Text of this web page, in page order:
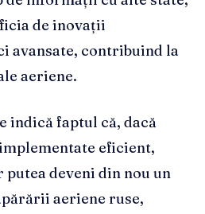
de inovații
avansate, contribuind la
aeriene.
indică faptul că, dacă
eficient,
deveni din nou un
aeriene ruse,